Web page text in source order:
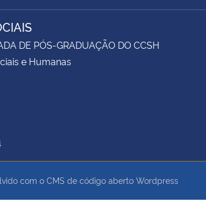
DE PÓS-GRADUAÇÃO DO CCSH
e Humanas
com o CMS de código aberto Wordpress